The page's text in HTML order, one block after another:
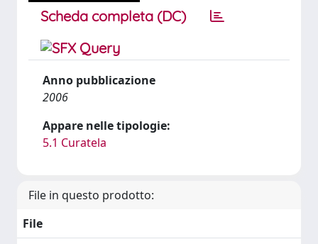
Scheda completa (DC)
Anno pubblicazione
2006
Appare nelle tipologie:
5.1 Curatela
File in questo prodotto:
File